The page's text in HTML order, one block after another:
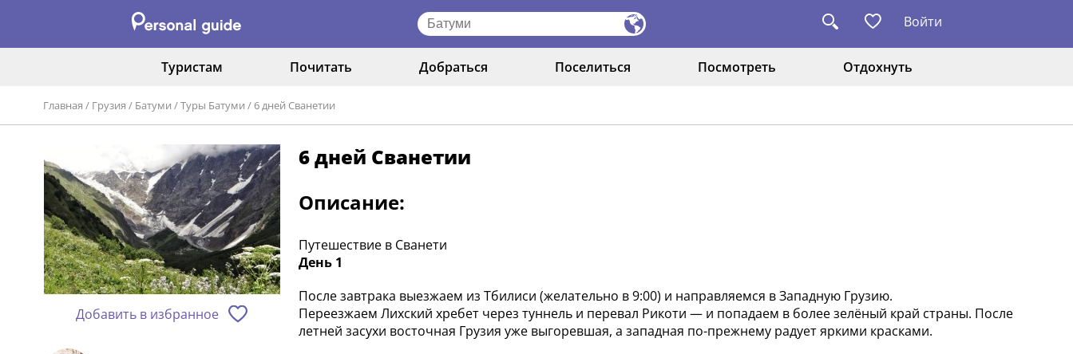
Войти
Туристам Почитать Добраться Поселиться Посмотреть Отдохнуть
Главная / Грузия / Батуми /Туры Батуми /6 дней Сванетии
Добавить в избранное
6 дней Сванетии
Описание:
Путешествие в Сванети
День 1
После завтрака выезжаем из Тбилиси (желательно в 9:00) и направляемся в Западную Грузию.
Переезжаем Лихский хребет через туннель и перевал Рикоти — и попадаем в более зелёный край страны. После
летней засухи восточная Грузия уже выгоревшая, а западная по-прежнему радует яркими красками.